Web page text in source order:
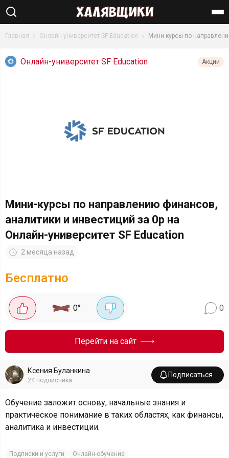
Найти
Главная Онлайн-университет SF Education Мини-курсы по
Онлайн-университет SF Education Акции
Мини-курсы по направлению финансов,
аналитики и инвестиций за 0р на
Онлайн-университет SF Education
2 месяца назад
Бесплатно
0° 0
Перейти на сайт
Ксения Буланкина
24 подписчика
Подписаться
Обучение заложит основу, начальные знания и
практическое понимание в таких областях, как финансы,
аналитика и инвестиции.
Подписки и услуги Онлайн-обучение